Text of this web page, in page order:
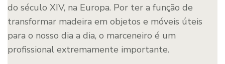
do século XIV, na Europa. Por ter a função de
transformar madeira em objetos e móveis úteis
para o nosso dia a dia, o marceneiro é um
profissional extremamente importante.